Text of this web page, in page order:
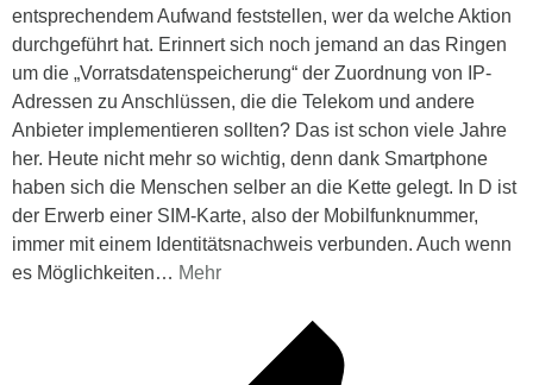
entsprechendem Aufwand feststellen, wer da welche Aktion
durchgeführt hat. Erinnert sich noch jemand an das Ringen
um die „Vorratsdatenspeicherung“ der Zuordnung von IP-
Adressen zu Anschlüssen, die die Telekom und andere
Anbieter implementieren sollten? Das ist schon viele Jahre
her. Heute nicht mehr so wichtig, denn dank Smartphone
haben sich die Menschen selber an die Kette gelegt. In D ist
der Erwerb einer SIM-Karte, also der Mobilfunknummer,
immer mit einem Identitätsnachweis verbunden. Auch wenn
es Möglichkeiten… Mehr